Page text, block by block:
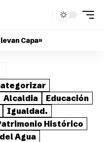
Capa»
Alcaldia
Educación
Igualdad.
Histórico
Agua